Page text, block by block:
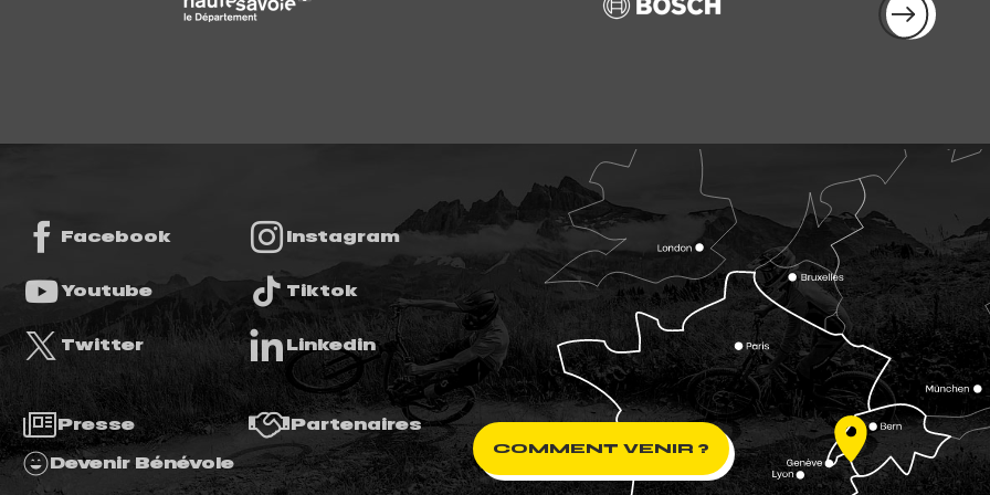
Facebook Instagram
Youtube Tiktok
Twitter Linkedin
Presse Partenaires
Devenir Bénévole
COMMENT VENIR ?